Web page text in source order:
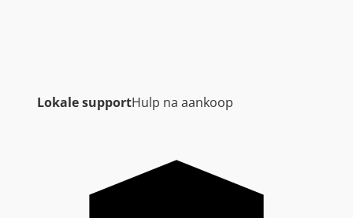
Lokale supportHulp na aankoop